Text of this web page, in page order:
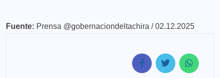
Fuente: Prensa @gobernaciondeltachira / 02.12.2025